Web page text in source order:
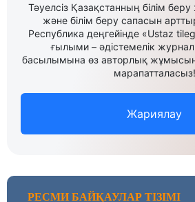
Тәуелсіз Қазақстанның білім
және білім беру сапасын
Республика деңгейінде «Ustaz
ғылыми – әдістемелік
басылымына өз авторлық
марапатталасыз!
Жариялау
РЕСМИ БАЙҚАУЛАР ТІЗІМІ